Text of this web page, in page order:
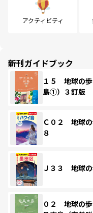
アクティビティ
新刊ガイドブック
１５ 地球の
島①）３訂版
Ｃ０２ 地球
８
Ｊ３３ 地球
０２ 地球の